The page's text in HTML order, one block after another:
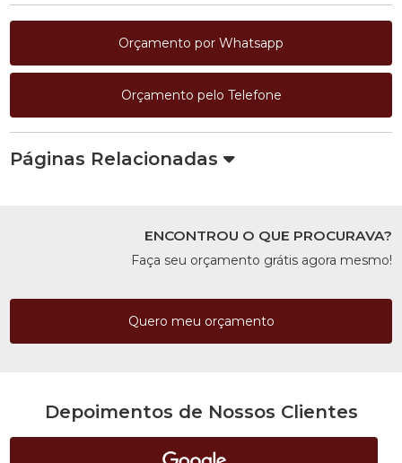
Orçamento por Whatsapp
Orçamento pelo Telefone
Páginas Relacionadas
ENCONTROU O QUE PROCURAVA?
Faça seu orçamento grátis agora mesmo!
Quero meu orçamento
Depoimentos de Nossos Clientes